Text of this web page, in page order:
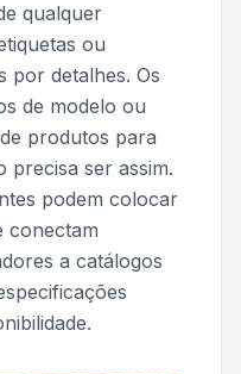
qualquer
ou
por detalhes. Os
de modelo ou
produtos para
precisa ser assim.
podem colocar
conectam
a catálogos